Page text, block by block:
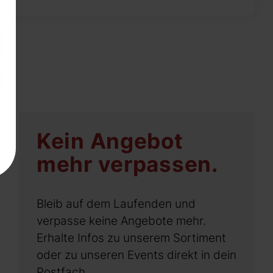
Kein Angebot
mehr verpassen.
Bleib auf dem Laufenden und
verpasse keine Angebote mehr.
Erhalte Infos zu unserem Sortiment
oder zu unseren Events direkt in dein